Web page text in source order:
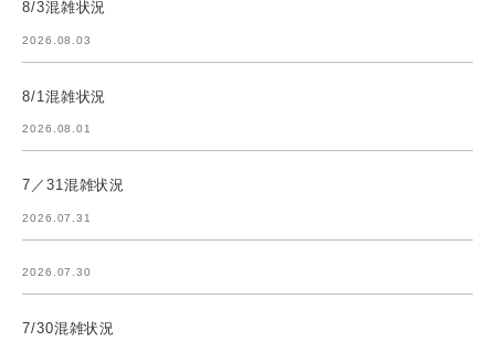
8/3混雑状況
2026.08.03
8/1混雑状況
2026.08.01
7／31混雑状況
2026.07.31
2026.07.30
7/30混雑状況